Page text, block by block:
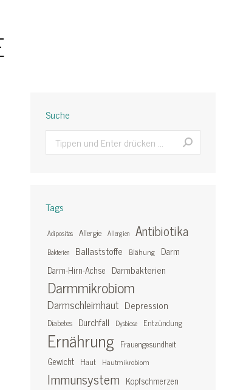
Suche
Search:
Tags
Adipositas Allergie Allergien Antibiotika
Bakterien Ballaststoffe Blähung Darm
Darm-Hirn-Achse Darmbakterien
Darmmikrobiom
Darmschleimhaut Depression
Diabetes Durchfall Dysbiose Entzündung
Ernährung Frauengesundheit
Gewicht Haut Hautmikrobiom
Immunsystem Kopfschmerzen